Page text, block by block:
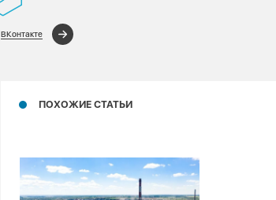
ВКонтакте
ПОХОЖИЕ СТАТЬИ